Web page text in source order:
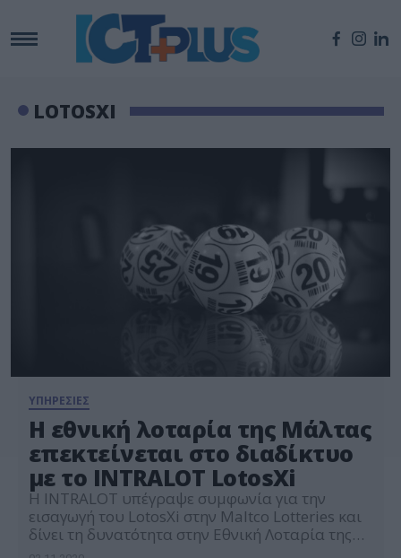
LOTOSXI
ΥΠΗΡΕΣΙΕΣ
Η εθνική λοταρία της Μάλτας
επεκτείνεται στο διαδίκτυο
με το INTRALOT LotosXi
Η INTRALOT υπέγραψε συμφωνία για την
εισαγωγή του LotosXi στην Maltco Lotteries και
δίνει τη δυνατότητα στην Εθνική Λοταρία της